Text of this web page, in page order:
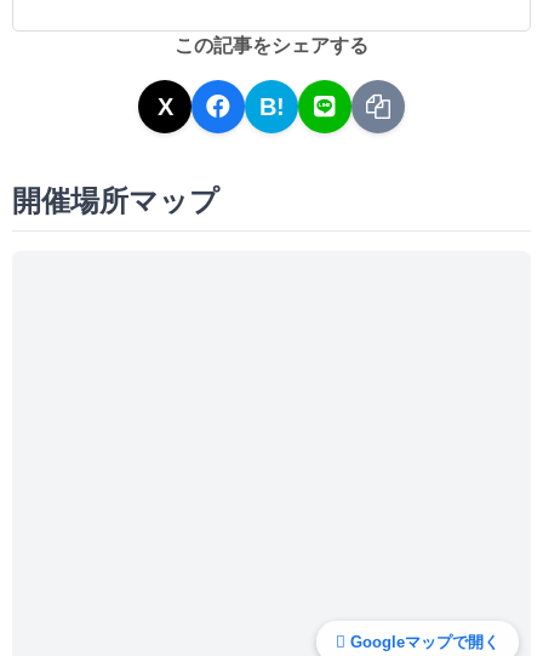
この記事をシェアする
X B!
開催場所マップ
Googleマップで開く